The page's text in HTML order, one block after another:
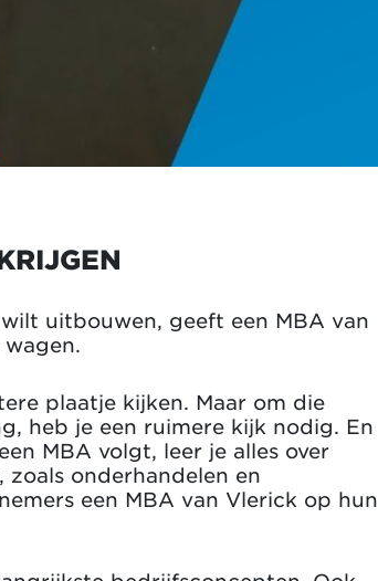
uitbouwen, geeft een MBA van
plaatje kijken. Maar om die
heb je een ruimere kijk nodig. En
MBA volgt, leer je alles over
onderhandelen en
een MBA van Vlerick op hun